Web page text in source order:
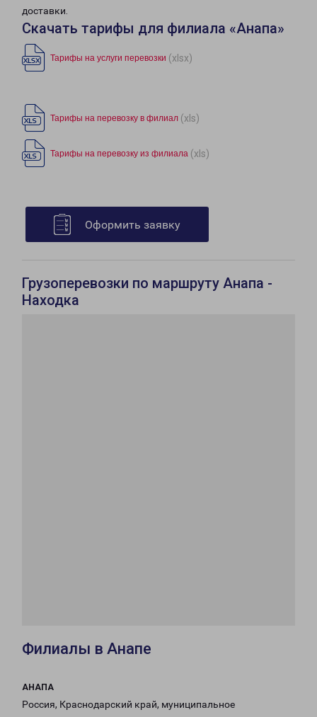
доставки.
Скачать тарифы для филиала «Анапа»
Тарифы на услуги перевозки (xlsx)
Тарифы на перевозку в филиал (xls)
Тарифы на перевозку из филиала (xls)
Оформить заявку
Грузоперевозки по маршруту Анапа -
Находка
Филиалы в Анапе
АНАПА
Россия, Краснодарский край, муниципальное